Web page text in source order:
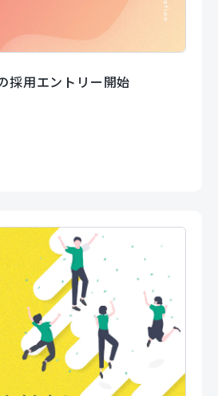
採用エントリー開始